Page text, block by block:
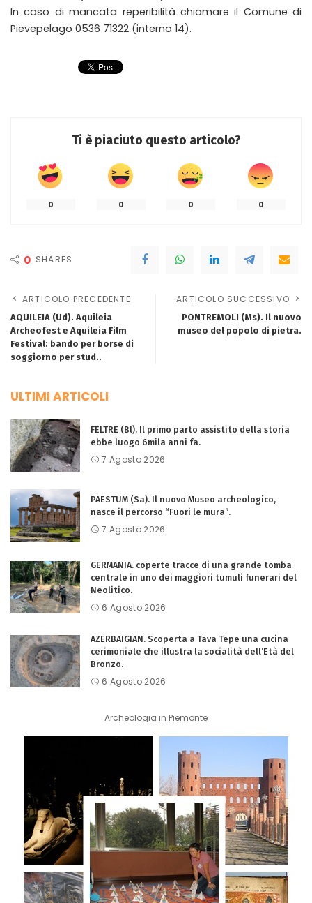
In caso di mancata reperibilità chiamare il Comune di
Pievepelago 0536 71322 (interno 14).
Ti è piaciuto questo articolo?
0 0 0 0
0 SHARES
ARTICOLO PRECEDENTE
AQUILEIA (Ud). Aquileia
Archeofest e Aquileia Film
Festival: bando per borse di
soggiorno per stud..
ARTICOLO SUCCESSIVO
PONTREMOLI (Ms). Il nuovo
museo del popolo di pietra.
ULTIMI ARTICOLI
FELTRE (Bl). Il primo parto assistito della storia
ebbe luogo 6mila anni fa.
7 Agosto 2026
PAESTUM (Sa). Il nuovo Museo archeologico,
nasce il percorso “Fuori le mura”.
7 Agosto 2026
GERMANIA. coperte tracce di una grande tomba
centrale in uno dei maggiori tumuli funerari del
Neolitico.
6 Agosto 2026
AZERBAIGIAN. Scoperta a Tava Tepe una cucina
cerimoniale che illustra la socialità dell’Età del
Bronzo.
6 Agosto 2026
Archeologia in Piemonte